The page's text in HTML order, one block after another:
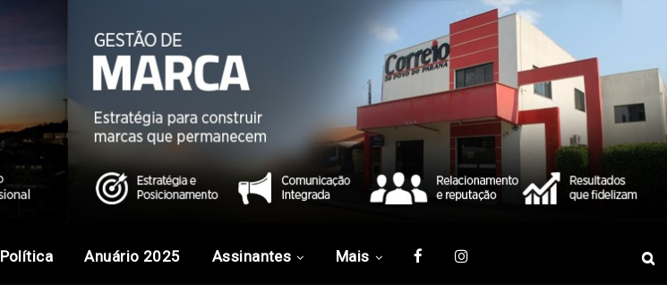
Política Anuário 2025 Assinantes Mais